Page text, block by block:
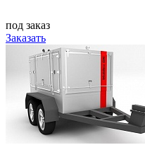
под заказ
Заказать